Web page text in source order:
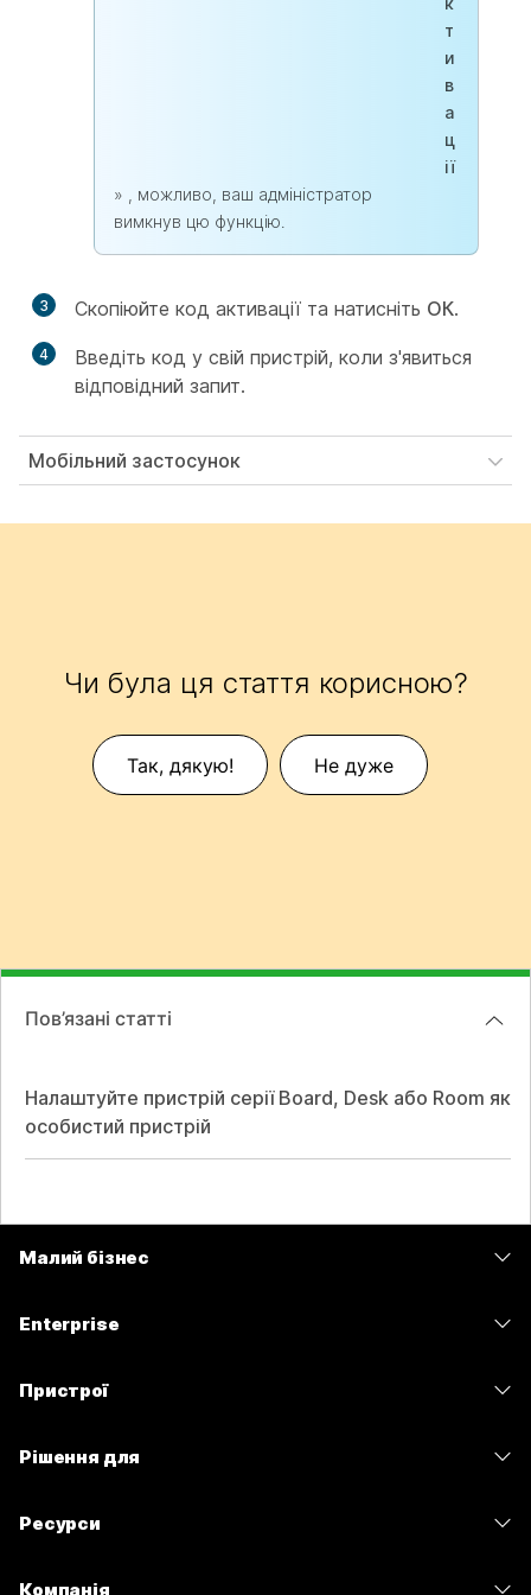
т
и
в
а
ц
ії
» , можливо, ваш адміністратор
вимкнув цю функцію.
3 Скопіюйте код активації та натисніть ОК.
4
Введіть код у свій пристрій, коли з'явиться
відповідний запит.
Мобільний застосунок
Чи була ця стаття корисною?
Так, дякую! Не дуже
Пов’язані статті
Налаштуйте пристрій серії Board, Desk або Room як
особистий пристрій
Малий бізнес
Enterprise
Пристрої
Рішення для
Ресурси
Компанія